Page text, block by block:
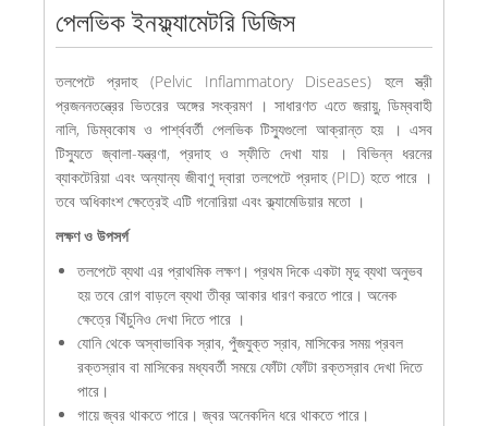
পেলভিক ইনফ্ল্যামেটরি ডিজিস
তলপেটে প্রদাহ (Pelvic Inflammatory Diseases) হলে স্ত্রী
প্রজননতন্ত্রের ভিতরের অঙ্গের সংক্রমণ । সাধারণত এতে জরায়ু, ডিম্ববাহী
নালি, ডিম্বকোষ ও পার্শ্ববর্তী পেলভিক টিস্যুগুলো আক্রান্ত হয় । এসব
টিস্যুতে জ্বালা-যন্ত্রণা, প্রদাহ ও স্ফীতি দেখা যায় । বিভিন্ন ধরনের
ব্যাকটেরিয়া এবং অন্যান্য জীবাণু দ্বারা তলপেটে প্রদাহ (PID) হতে পারে ।
তবে অধিকাংশ ক্ষেত্রেই এটি গনোরিয়া এবং ক্ল্যামেডিয়ার মতো ।
লক্ষণ ও উপসর্গ
তলপেটে ব্যথা এর প্রাথমিক লক্ষণ। প্রথম দিকে একটা মৃদু ব্যথা অনুভব
হয় তবে রোগ বাড়লে ব্যথা তীব্র আকার ধারণ করতে পারে। অনেক
ক্ষেত্রে খিঁচুনিও দেখা দিতে পারে ।
যোনি থেকে অস্বাভাবিক স্রাব, পুঁজযুক্ত স্রাব, মাসিকের সময় প্রবল
রক্তস্রাব বা মাসিকের মধ্যবর্তী সময়ে ফোঁটা ফোঁটা রক্তস্রাব দেখা দিতে
পারে।
গায়ে জ্বর থাকতে পারে। জ্বর অনেকদিন ধরে থাকতে পারে।